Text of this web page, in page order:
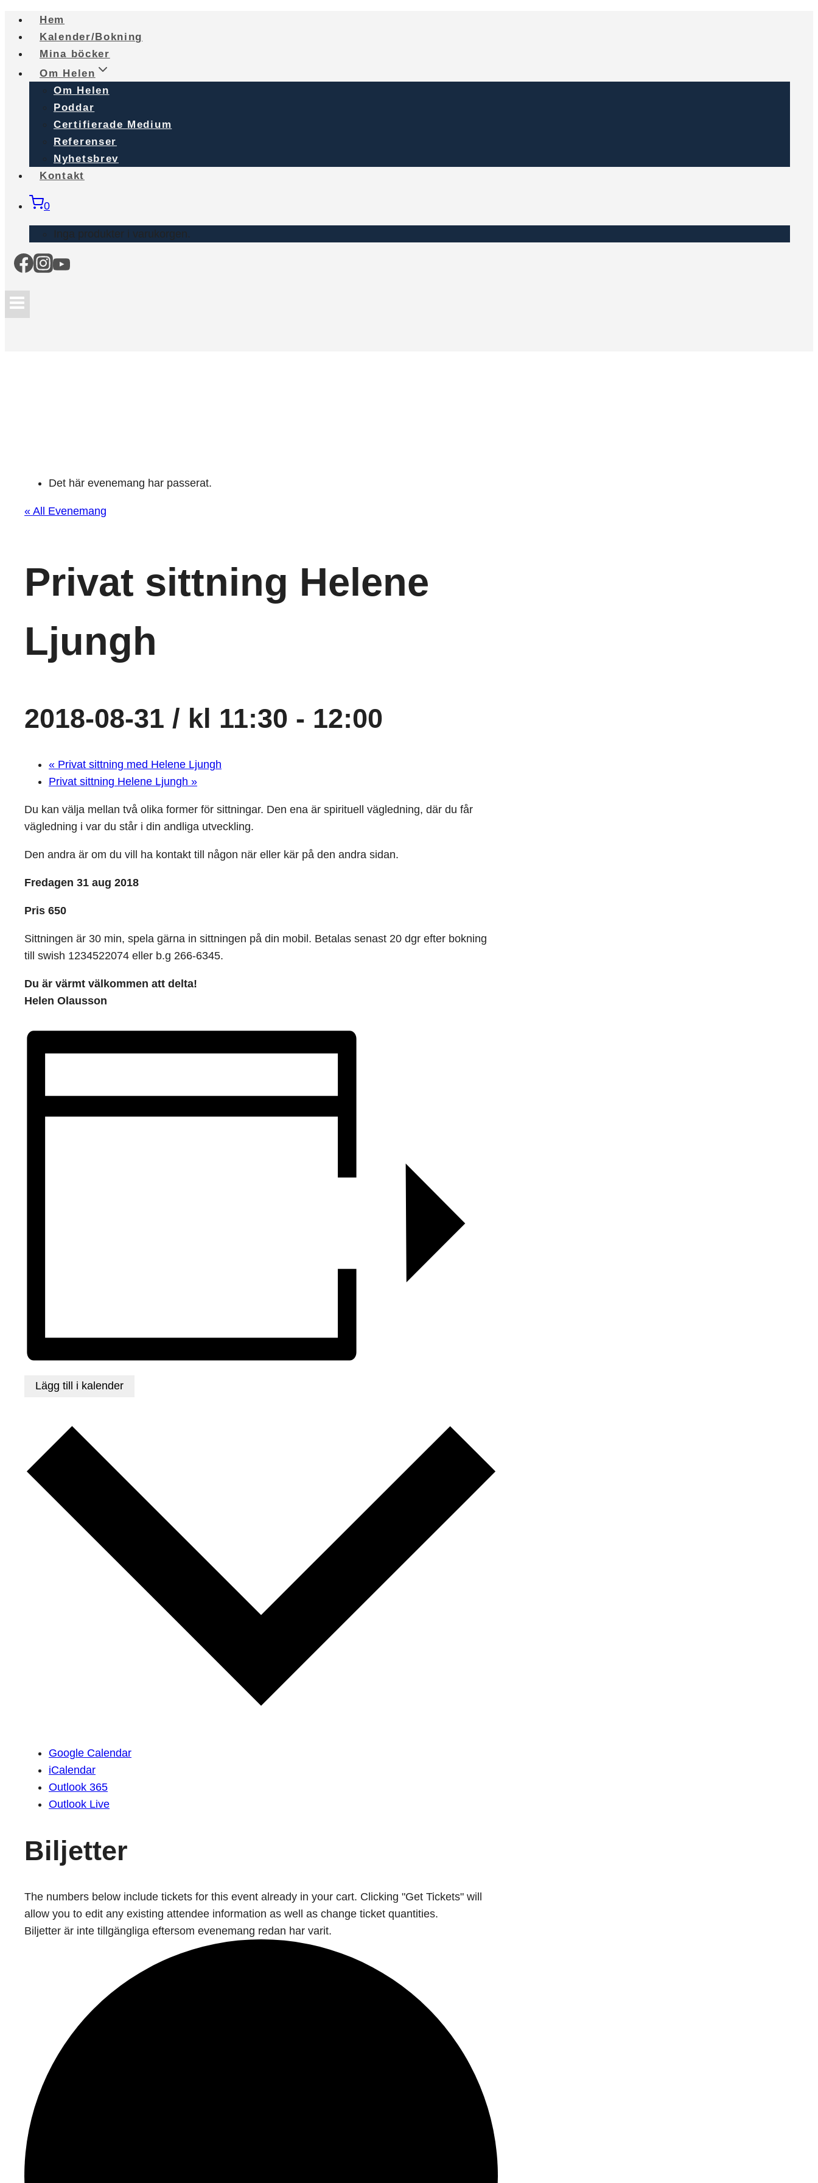
Skip
content
Hem
Kalender/Bokning
Mina böcker
Om Helen
Om Helen
Poddar
Certifierade Medium
Referenser
Nyhetsbrev
Kontakt
0
Inga produkter i varukorgen.
Det här evenemang har passerat.
« All Evenemang
Privat sittning Helene
Ljungh
2018-08-31 / kl 11:30 - 12:00
« Privat sittning med Helene Ljungh
Privat sittning Helene Ljungh »
Du kan välja mellan två olika former för sittningar. Den ena är spirituell vägledning, där du får
vägledning i var du står i din andliga utveckling.
Den andra är om du vill ha kontakt till någon när eller kär på den andra sidan.
Fredagen 31 aug 2018
Pris 650
Sittningen är 30 min, spela gärna in sittningen på din mobil. Betalas senast 20 dgr efter bokning
till swish 1234522074 eller b.g 266-6345.
Du är värmt välkommen att delta!
Helen Olausson
Lägg till i kalender
Google Calendar
iCalendar
Outlook 365
Outlook Live
Biljetter
The numbers below include tickets for this event already in your cart. Clicking "Get Tickets" will
allow you to edit any existing attendee information as well as change ticket quantities.
Biljetter är inte tillgängliga eftersom evenemang redan har varit.